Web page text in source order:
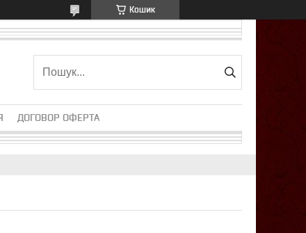
Кошик
ДОГОВОР ОФЕРТА